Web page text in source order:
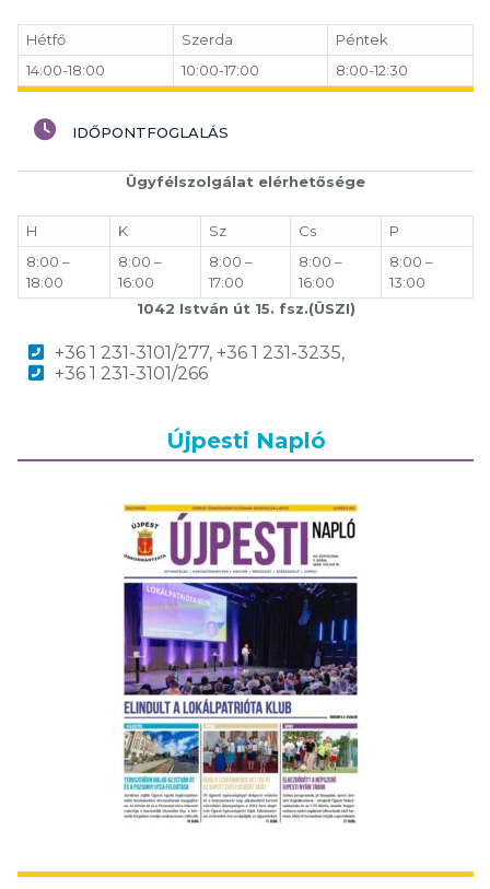
Hétfő Szerda
Péntek
14:00-18:00
10:00-17:00 8:00-12:30
IDŐPONTFOGLALÁS
Ügyfélszolgálat elérhetősége
H K Sz Cs
P
8:00 –
18:00
8:00 –
16:00
8:00 –
17:00
8:00 –
16:00
8:00 –
13:00
1042 István út 15. fsz.(ÜSZI)
+36 1 231-3101/277, +36 1 231-3235,
+36 1 231-3101/266
Újpesti Napló